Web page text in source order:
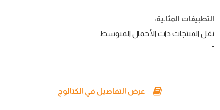
التطبيقات المثالية:
نقل المنتجات ذات الأحمال المتوسط
-
عرض التفاصيل في الكتالوج